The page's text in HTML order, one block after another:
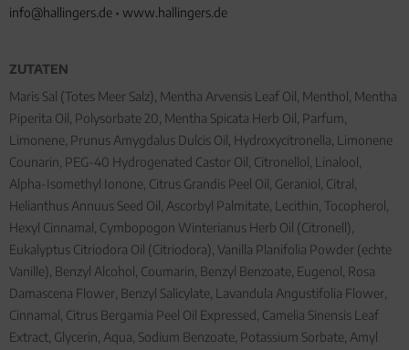
info@hallingers.de • www.hallingers.de
ZUTATEN
Maris Sal (Totes Meer Salz), Mentha Arvensis Leaf Oil, Menthol, Mentha
Piperita Oil, Polysorbate 20, Mentha Spicata Herb Oil, Parfum,
Limonene, Prunus Amygdalus Dulcis Oil, Hydroxycitronella, Limonene
Counarin, PEG-40 Hydrogenated Castor Oil, Citronellol, Linalool,
Alpha-Isomethyl Ionone, Citrus Grandis Peel Oil, Geraniol, Citral,
Helianthus Annuus Seed Oil, Ascorbyl Palmitate, Lecithin, Tocopherol,
Hexyl Cinnamal, Cymbopogon Winterianus Herb Oil (Citronell),
Eukalyptus Citriodora Oil (Citriodora), Vanilla Planifolia Powder (echte
Vanille), Benzyl Alcohol, Coumarin, Benzyl Benzoate, Eugenol, Rosa
Damascena Flower, Benzyl Salicylate, Lavandula Angustifolia Flower,
Cinnamal, Citrus Bergamia Peel Oil Expressed, Camelia Sinensis Leaf
Extract, Glycerin, Aqua, Sodium Benzoate, Potassium Sorbate, Amyl